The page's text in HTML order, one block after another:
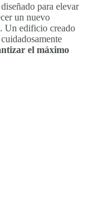
para elevar
un nuevo
Un edificio creado
el máximo